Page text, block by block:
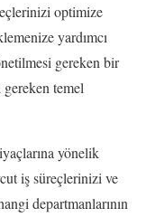
optimize
yardımcı
gereken bir
temel
yönelik
iş süreçlerinizi ve
departmanlarının